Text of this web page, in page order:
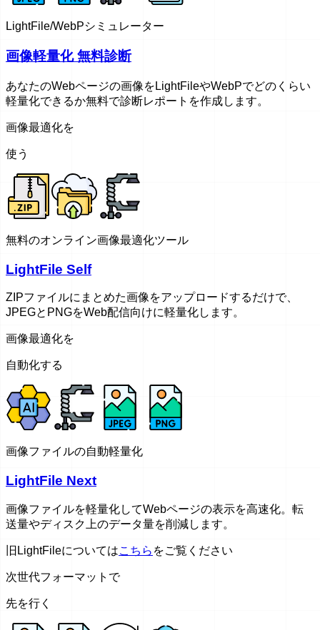
LightFile/WebPシミュレーター
画像軽量化 無料診断
あなたのWebページの画像をLightFileやWebPでどのくらい
軽量化できるか無料で診断レポートを作成します。
画像最適化を
使う
無料のオンライン画像最適化ツール
LightFile Self
ZIPファイルにまとめた画像をアップロードするだけで、
JPEGとPNGをWeb配信向けに軽量化します。
画像最適化を
自動化する
画像ファイルの自動軽量化
LightFile Next
画像ファイルを軽量化してWebページの表示を高速化。転
送量やディスク上のデータ量を削減します。
旧LightFileについてはこちら をご覧ください
次世代フォーマットで
先を行く